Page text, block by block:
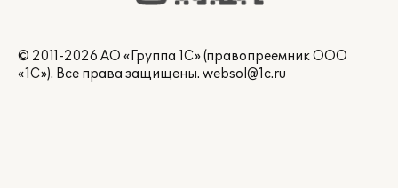
© 2011-2026 АО «Группа 1С» (правопреемник ООО
«1С»). Все права защищены. websol@1c.ru